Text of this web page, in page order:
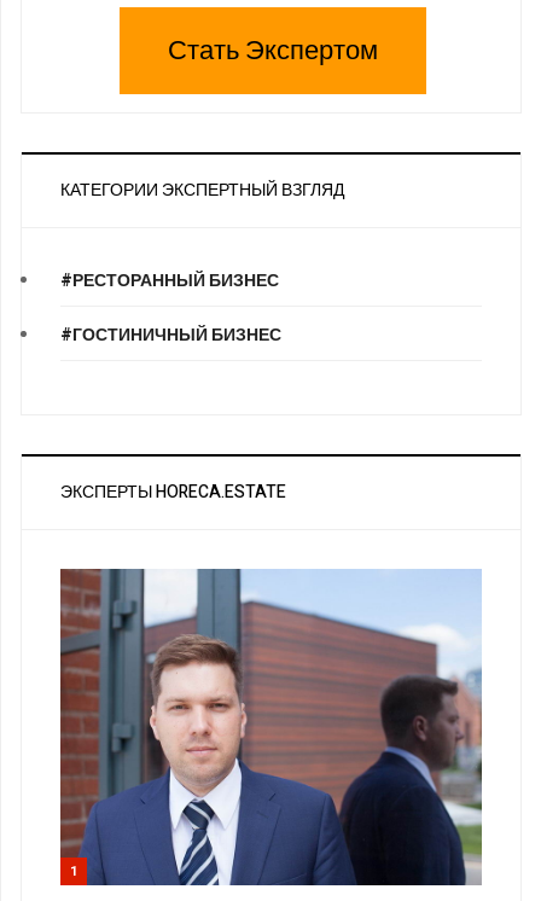
Стать Экспертом
КАТЕГОРИИ ЭКСПЕРТНЫЙ ВЗГЛЯД
#РЕСТОРАННЫЙ БИЗНЕС
#ГОСТИНИЧНЫЙ БИЗНЕС
ЭКСПЕРТЫ HORECA.ESTATE
1